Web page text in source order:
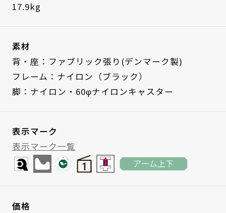
17.9kg
素材
背・座：ファブリック張り(デンマーク製)
フレーム：ナイロン（ブラック）
脚：ナイロン・60φナイロンキャスター
表示マーク
表示マーク一覧
価格